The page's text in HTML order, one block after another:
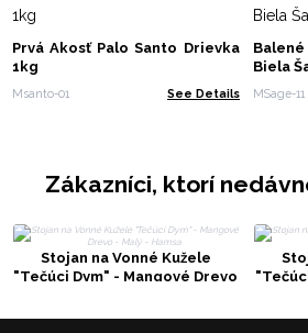
Prvá Akosť Palo Santo Drievka
1kg
Msanto-01 See Details
Biela
MSage-11
Zákazníci, ktorí
Stojan na Vonné Kužele
"Tečúci Dym" - Mangové Drevo